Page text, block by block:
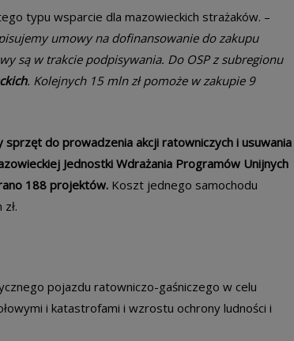
typu wsparcie dla mazowieckich strażaków. –
umowy na dofinansowanie do zakupu
są w trakcie podpisywania. Do OSP z subregionu
. Kolejnych 15 mln zł pomoże w zakupie 9
do prowadzenia akcji ratowniczych i usuwania
Jednostki Wdrażania Programów Unijnych
188 projektów. Koszt jednego samochodu
pojazdu ratowniczo-gaśniczego w celu
i katastrofami i wzrostu ochrony ludności i